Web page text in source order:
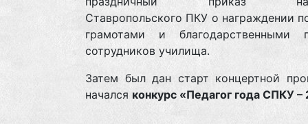
Ставропольского ПКУ о награждении
грамотами и благодарственными
сотрудников училища.
Затем был дан старт концертной
начался конкурс «Педагог года СПКУ